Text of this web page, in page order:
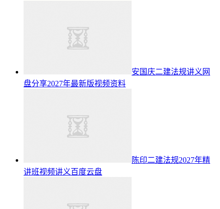
安国庆二建法规讲义网
盘分享2027年最新版视频资料
陈印二建法规2027年精
讲班视频讲义百度云盘